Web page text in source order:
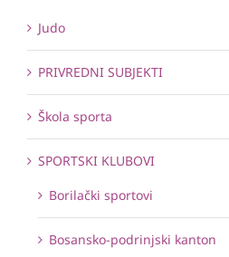
Judo
PRIVREDNI SUBJEKTI
Škola sporta
SPORTSKI KLUBOVI
Borilački sportovi
Bosansko-podrinjski kanton